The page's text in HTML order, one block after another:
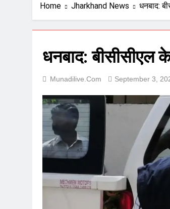
Home Jharkhand News धनबाद:
धनबाद: बीसीसीएल
Munadilive.com September 3,